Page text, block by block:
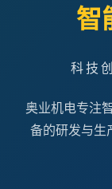
智
科技
奥业机电专注
备的研发与生